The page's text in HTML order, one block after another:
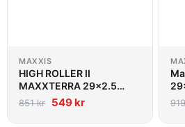
MAXXIS
HIGH ROLLER II
MAXXTERRA 29x2.5
WT/3C/EXO/TR
851kr 549 kr